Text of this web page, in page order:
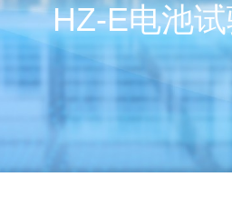
HZ-E电池